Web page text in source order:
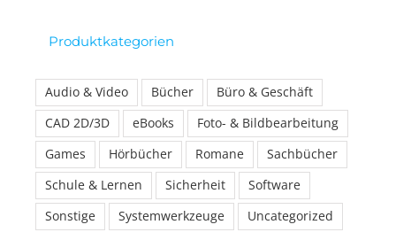
Produktkategorien
Audio & Video Bücher
Büro & Geschäft
CAD 2D/3D
eBooks
Foto- & Bildbearbeitung
Games
Hörbücher Romane
Sachbücher
Schule & Lernen
Sicherheit
Software
Sonstige
Systemwerkzeuge Uncategorized